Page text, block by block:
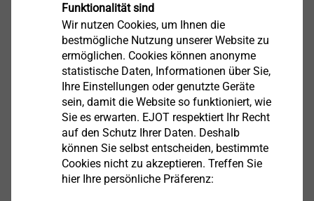
aus galvanisch verzinktem Stahl für die Anwendung in
trockenen Innenräumen erhältlich. Wie gewohnt
erhalten Sie diese mit unterschiedlichen
Kopfgeometrien und in zahlreichen Abmessungen. Die
ETAs für die Betonschrauben JC2 und JC2 Plus finden
Sie in unseremDownloadbereich.
®Betonschrauben
Funktionalität sind
Wir nutzen Cookies, um Ihnen die
bestmögliche Nutzung unserer Website zu
ermöglichen. Cookies können anonyme
statistische Daten, Informationen über Sie,
Ihre Einstellungen oder genutzte Geräte
sein, damit die Website so funktioniert, wie
Sie es erwarten. EJOT respektiert Ihr Recht
auf den Schutz Ihrer Daten. Deshalb
können Sie selbst entscheiden, bestimmte
Cookies nicht zu akzeptieren. Treffen Sie
hier Ihre persönliche Präferenz: